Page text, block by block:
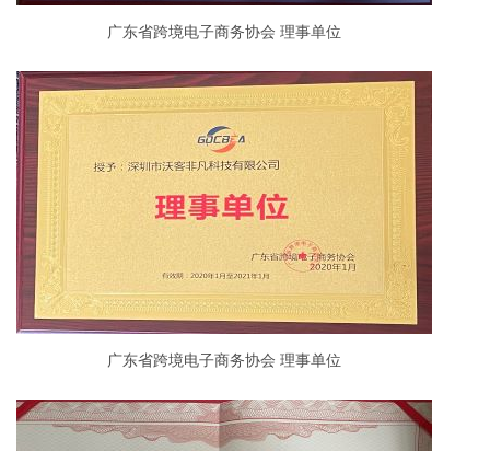
广东省跨境电子商务协会 理事单位
广东省跨境电子商务协会 理事单位